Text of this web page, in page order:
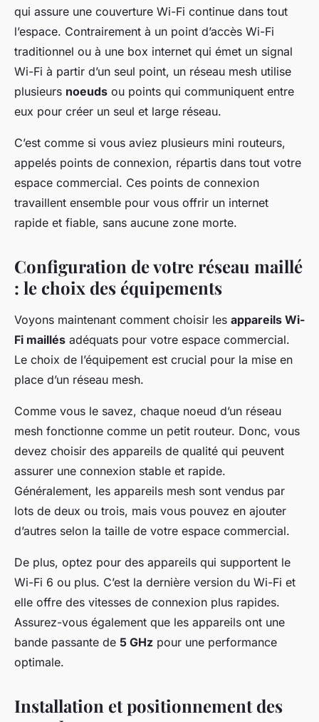
qui assure une couverture Wi-Fi continue dans tout
l’espace. Contrairement à un point d’accès Wi-Fi
traditionnel ou à une box internet qui émet un signal
Wi-Fi à partir d’un seul point, un réseau mesh utilise
plusieurs noeuds ou points qui communiquent entre
eux pour créer un seul et large réseau.
C’est comme si vous aviez plusieurs mini routeurs,
appelés points de connexion, répartis dans tout votre
espace commercial. Ces points de connexion
travaillent ensemble pour vous offrir un internet
rapide et fiable, sans aucune zone morte.
Configuration de votre réseau maillé
: le choix des équipements
Voyons maintenant comment choisir les appareils Wi-
Fi maillés adéquats pour votre espace commercial.
Le choix de l’équipement est crucial pour la mise en
place d’un réseau mesh.
Comme vous le savez, chaque noeud d’un réseau
mesh fonctionne comme un petit routeur. Donc, vous
devez choisir des appareils de qualité qui peuvent
assurer une connexion stable et rapide.
Généralement, les appareils mesh sont vendus par
lots de deux ou trois, mais vous pouvez en ajouter
d’autres selon la taille de votre espace commercial.
De plus, optez pour des appareils qui supportent le
Wi-Fi 6 ou plus. C’est la dernière version du Wi-Fi et
elle offre des vitesses de connexion plus rapides.
Assurez-vous également que les appareils ont une
bande passante de 5 GHz pour une performance
optimale.
Installation et positionnement des